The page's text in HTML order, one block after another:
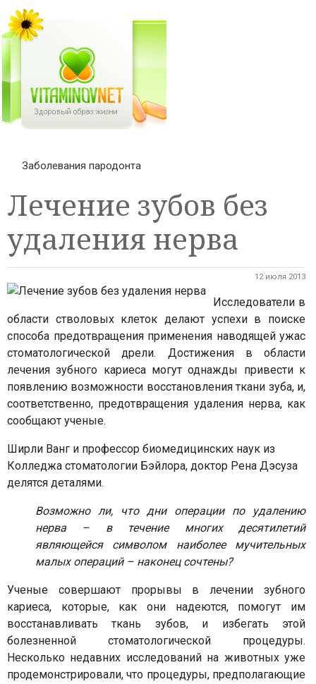
Заболевания пародонта
Лечение зубов без
удаления нерва
12 июля 2013
Исследователи в
области стволовых клеток делают успехи в поиске
способа предотвращения применения наводящей ужас
стоматологической дрели. Достижения в области
лечения зубного кариеса могут однажды привести к
появлению возможности восстановления ткани зуба, и,
соответственно, предотвращения удаления нерва, как
сообщают ученые.
Ширли Ванг и профессор биомедицинских наук из
Колледжа стоматологии Бэйлора, доктор Рена Дэсуза
делятся деталями.
Возможно ли, что дни операции по удалению
нерва – в течение многих десятилетий
являющейся символом наиболее мучительных
малых операций – наконец сочтены?
Ученые совершают прорывы в лечении зубного
кариеса, которые, как они надеются, помогут им
восстанавливать ткань зубов, и избегать этой
болезненной стоматологической процедуры.
Несколько недавних исследований на животных уже
продемонстрировали, что процедуры, предполагающие